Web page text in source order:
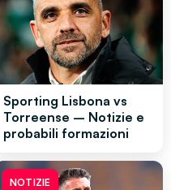
Sporting Lisbona vs
Torreense – Notizie e
probabili formazioni
NOTIZIE